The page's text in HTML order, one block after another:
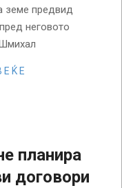
земе предвид
неговото
планира
договори